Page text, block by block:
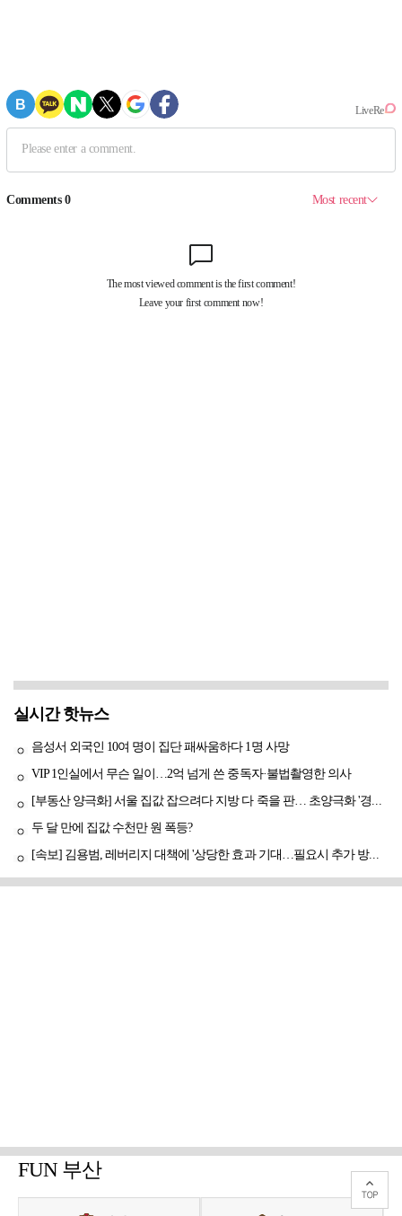
실시간 핫뉴스
음성서 외국인 10여 명이 집단 패싸움하다 1명 사망
VIP 1인실에서 무슨 일이…2억 넘게 쓴 중독자·불법촬영한 의사
[부동산 양극화] 서울 집값 잡으려다 지방 다 죽을 판… 초양극화 '경고등'
두 달 만에 집값 수천만 원 폭등?
[속보] 김용범, 레버리지 대책에 '상당한 효과 기대…필요시 추가 방안도 검토'
FUN 부산